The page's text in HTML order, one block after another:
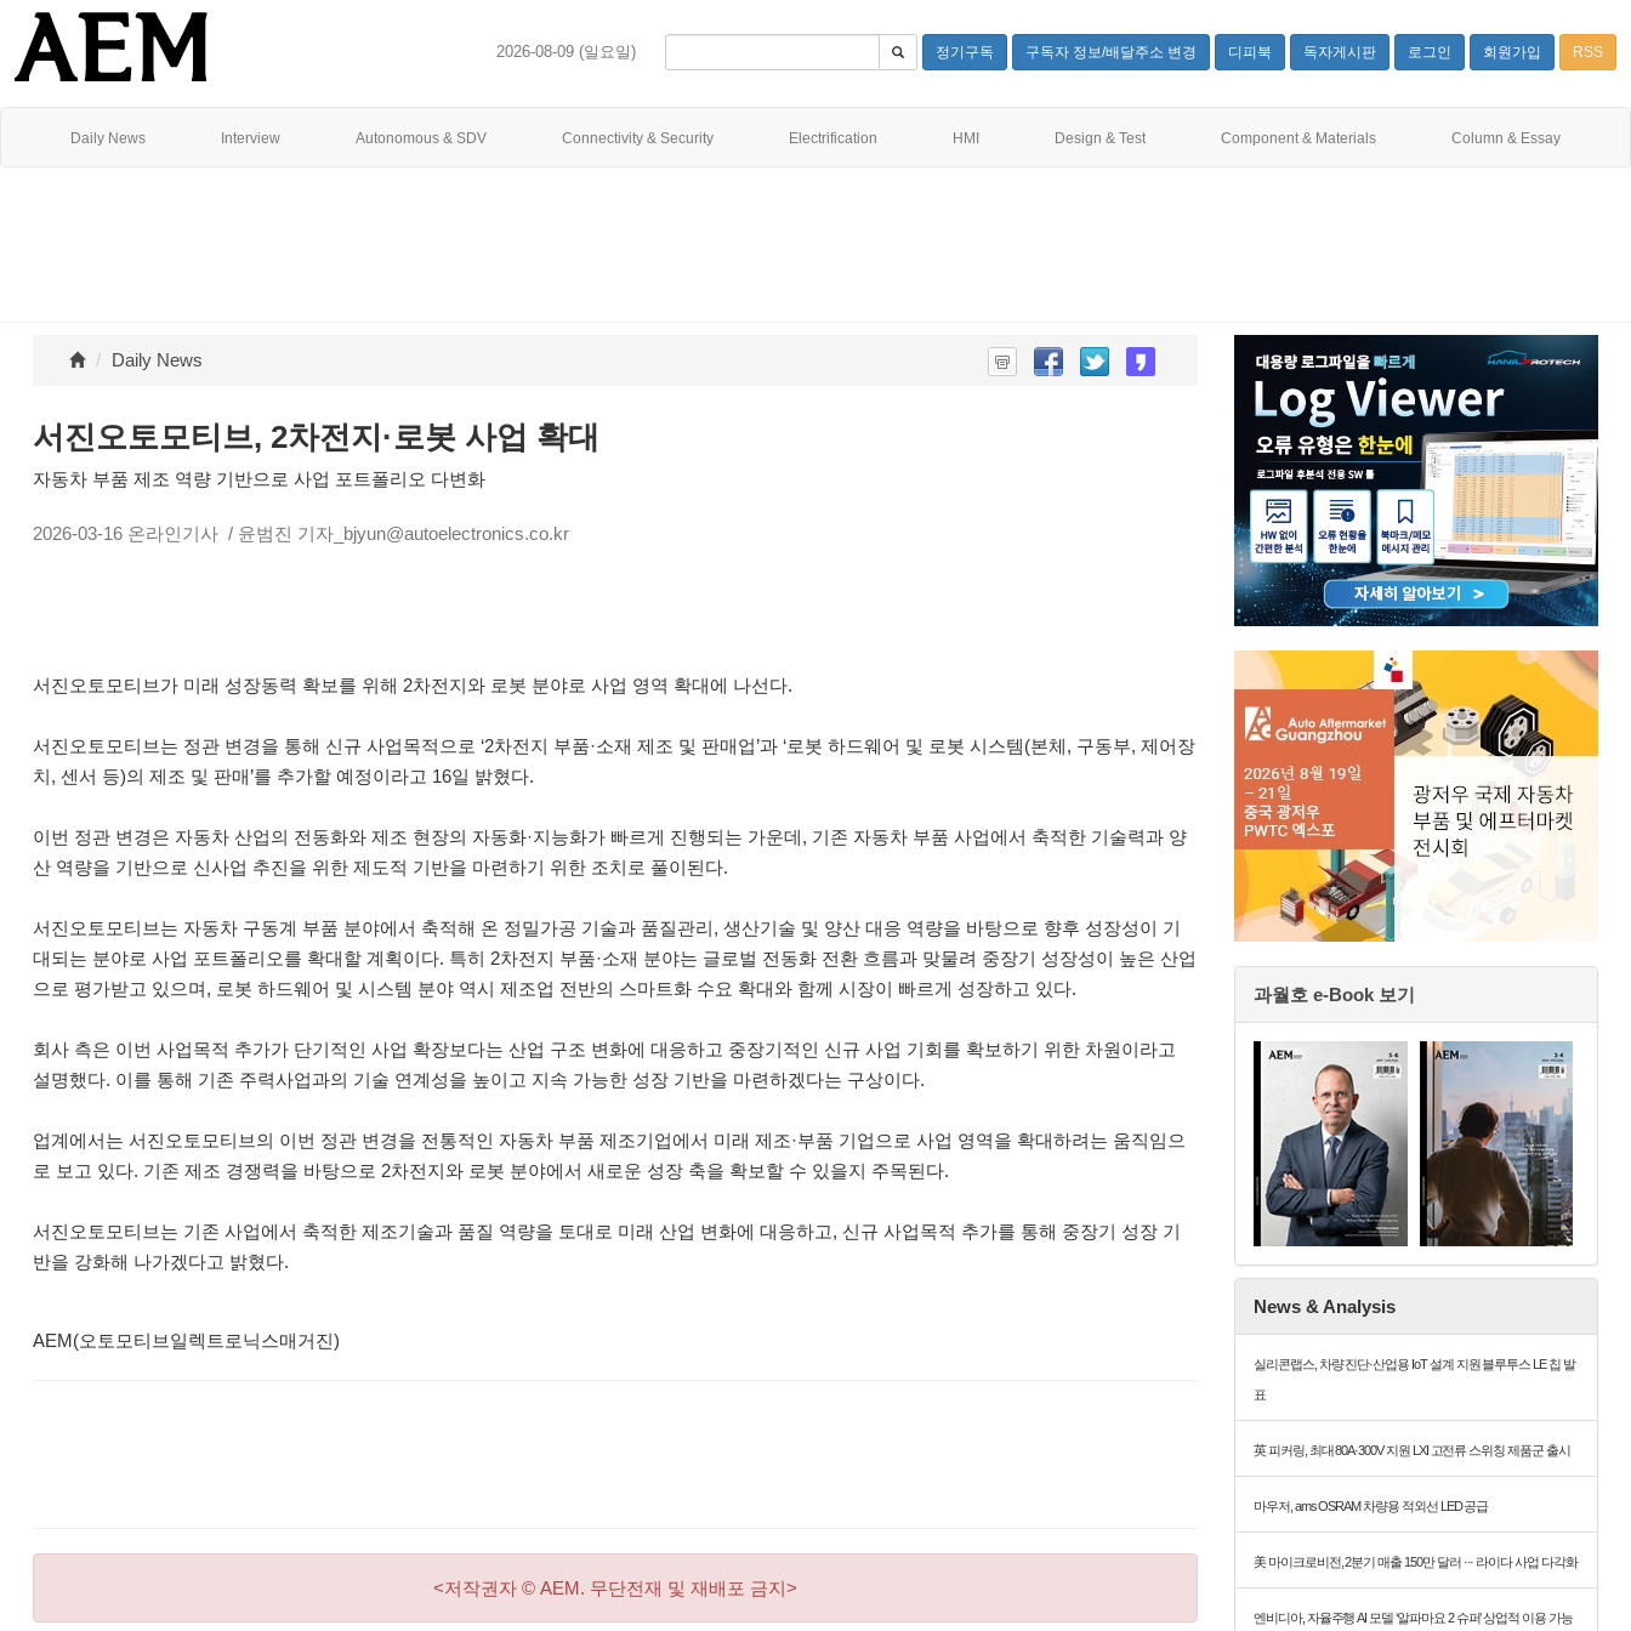
2026-08-09 (일요일) 정기구독 구독자 정보/배달주소 변경 디피북 독자게시판 로그인 회원가입 RSS
Daily News Interview Autonomous & SDV Connectivity & Security Electrification HMI Design & Test Component & Materials Column & Essay
Daily News
서진오토모티브, 2차전지·로봇 사업 확대
자동차 부품 제조 역량 기반으로 사업 포트폴리오 다변화
2026-03-16 온라인기사 / 윤범진 기자_bjyun@autoelectronics.co.kr
서진오토모티브가 미래 성장동력 확보를 위해 2차전지와 로봇 분야로 사업 영역 확대에 나선다.
서진오토모티브는 정관 변경을 통해 신규 사업목적으로 ‘2차전지 부품·소재 제조 및 판매업’과 ‘로봇 하드웨어 및 로봇 시스템(본체, 구동부, 제어장
치, 센서 등)의 제조 및 판매’를 추가할 예정이라고 16일 밝혔다.
이번 정관 변경은 자동차 산업의 전동화와 제조 현장의 자동화·지능화가 빠르게 진행되는 가운데, 기존 자동차 부품 사업에서 축적한 기술력과 양
산 역량을 기반으로 신사업 추진을 위한 제도적 기반을 마련하기 위한 조치로 풀이된다.
서진오토모티브는 자동차 구동계 부품 분야에서 축적해 온 정밀가공 기술과 품질관리, 생산기술 및 양산 대응 역량을 바탕으로 향후 성장성이 기
대되는 분야로 사업 포트폴리오를 확대할 계획이다. 특히 2차전지 부품·소재 분야는 글로벌 전동화 전환 흐름과 맞물려 중장기 성장성이 높은 산업
으로 평가받고 있으며, 로봇 하드웨어 및 시스템 분야 역시 제조업 전반의 스마트화 수요 확대와 함께 시장이 빠르게 성장하고 있다.
회사 측은 이번 사업목적 추가가 단기적인 사업 확장보다는 산업 구조 변화에 대응하고 중장기적인 신규 사업 기회를 확보하기 위한 차원이라고
설명했다. 이를 통해 기존 주력사업과의 기술 연계성을 높이고 지속 가능한 성장 기반을 마련하겠다는 구상이다.
업계에서는 서진오토모티브의 이번 정관 변경을 전통적인 자동차 부품 제조기업에서 미래 제조·부품 기업으로 사업 영역을 확대하려는 움직임으
로 보고 있다. 기존 제조 경쟁력을 바탕으로 2차전지와 로봇 분야에서 새로운 성장 축을 확보할 수 있을지 주목된다.
서진오토모티브는 기존 사업에서 축적한 제조기술과 품질 역량을 토대로 미래 산업 변화에 대응하고, 신규 사업목적 추가를 통해 중장기 성장 기
반을 강화해 나가겠다고 밝혔다.
AEM(오토모티브일렉트로닉스매거진)
<저작권자 © AEM. 무단전재 및 재배포 금지>
과월호 e-Book 보기
News & Analysis
실리콘랩스, 차량 진단·산업용 IoT 설계 지원 블루투스 LE 칩 발
표
英 피커링, 최대 80A·300V 지원 LXI 고전류 스위칭 제품군 출시
마우저, ams OSRAM 차량용 적외선 LED 공급
美 마이크로비전, 2분기 매출 150만 달러 ··· 라이다 사업 다각화
엔비디아, 자율주행 AI 모델 ‘알파마요 2 슈퍼’ 상업적 이용 가능